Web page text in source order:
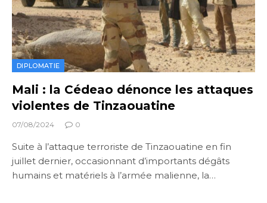
DIPLOMATIE
Mali : la Cédeao dénonce les attaques
violentes de Tinzaouatine
07/08/2024 0
Suite à l’attaque terroriste de Tinzaouatine en fin
juillet dernier, occasionnant d’importants dégâts
humains et matériels à l’armée malienne, la…